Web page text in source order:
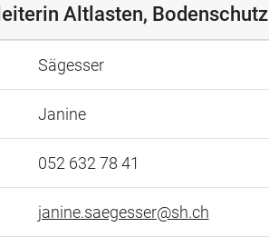
Altlasten, Bodenschutz
Sägesser
Janine
052 632 78 41
janine.saegesser@sh.ch